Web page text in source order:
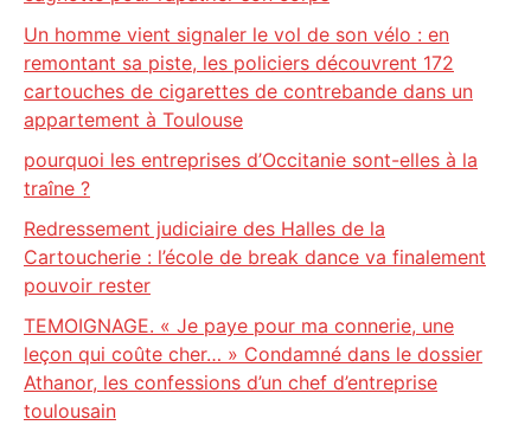
Un homme vient signaler le vol de son vélo : en
remontant sa piste, les policiers découvrent 172
cartouches de cigarettes de contrebande dans un
appartement à Toulouse
pourquoi les entreprises d’Occitanie sont-elles à la
traîne ?
Redressement judiciaire des Halles de la
Cartoucherie : l’école de break dance va finalement
pouvoir rester
TEMOIGNAGE. « Je paye pour ma connerie, une
leçon qui coûte cher… » Condamné dans le dossier
Athanor, les confessions d’un chef d’entreprise
toulousain